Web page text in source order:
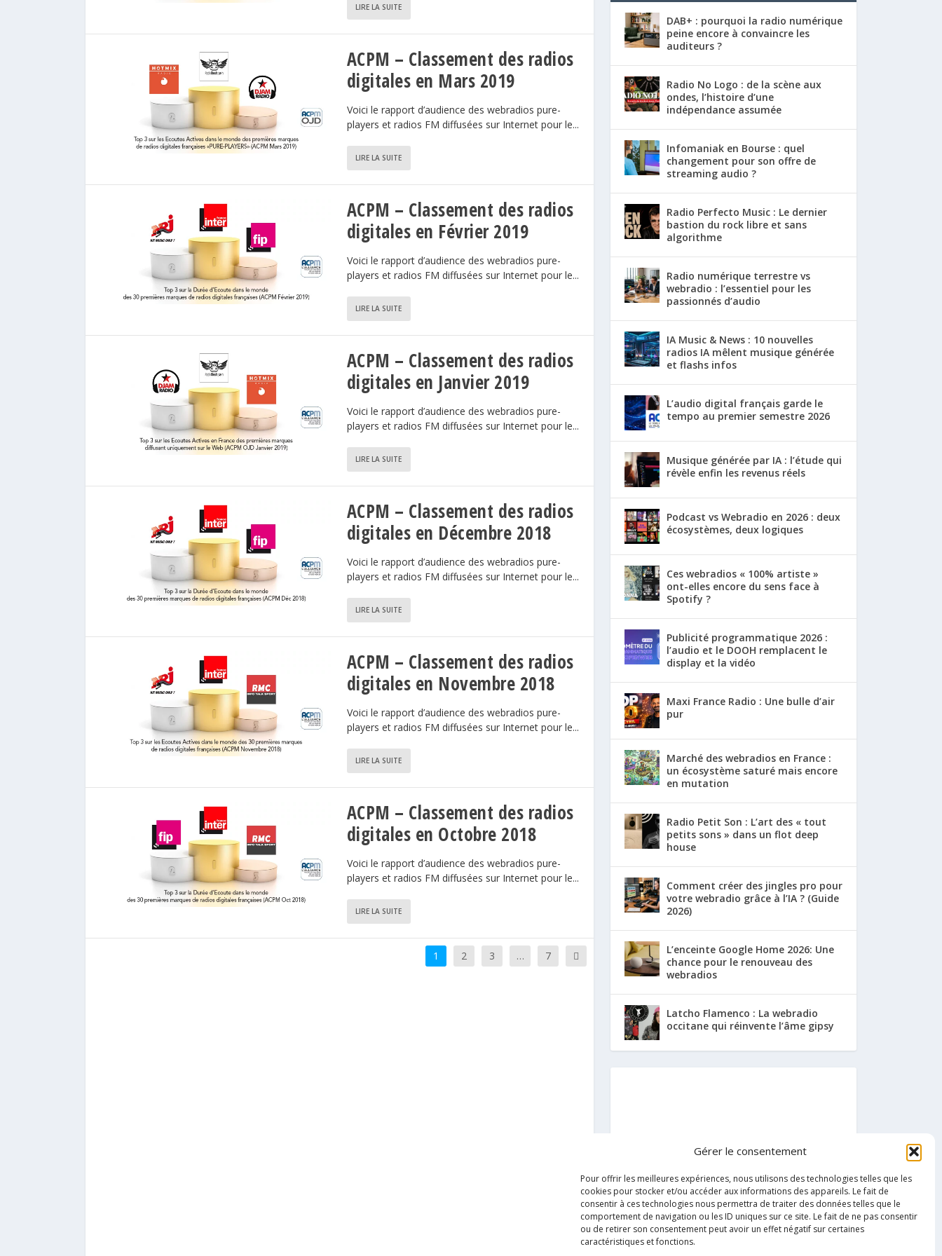
Gérer le consentement
Pour offrir les meilleures expériences, nous utilisons des technologies telles que les
cookies pour stocker et/ou accéder aux informations des appareils. Le fait de
consentir à ces technologies nous permettra de traiter des données telles que le
comportement de navigation ou les ID uniques sur ce site. Le fait de ne pas consentir
ou de retirer son consentement peut avoir un effet négatif sur certaines
caractéristiques et fonctions.
LIRE LA SUITE
ACPM – Classement des radios
digitales en Mars 2019
Voici le rapport d’audience des webradios pure-
players et radios FM diffusées sur Internet pour le...
LIRE LA SUITE
ACPM – Classement des radios
digitales en Février 2019
Voici le rapport d’audience des webradios pure-
players et radios FM diffusées sur Internet pour le...
LIRE LA SUITE
ACPM – Classement des radios
digitales en Janvier 2019
Voici le rapport d’audience des webradios pure-
players et radios FM diffusées sur Internet pour le...
LIRE LA SUITE
ACPM – Classement des radios
digitales en Décembre 2018
Voici le rapport d’audience des webradios pure-
players et radios FM diffusées sur Internet pour le...
LIRE LA SUITE
ACPM – Classement des radios
digitales en Novembre 2018
Voici le rapport d’audience des webradios pure-
players et radios FM diffusées sur Internet pour le...
LIRE LA SUITE
ACPM – Classement des radios
digitales en Octobre 2018
Voici le rapport d’audience des webradios pure-
players et radios FM diffusées sur Internet pour le...
LIRE LA SUITE
1 2 3 … 7
DAB+ : pourquoi la radio numérique
peine encore à convaincre les
auditeurs ?
Radio No Logo : de la scène aux
ondes, l’histoire d’une
indépendance assumée
Infomaniak en Bourse : quel
changement pour son offre de
streaming audio ?
Radio Perfecto Music : Le dernier
bastion du rock libre et sans
algorithme
Radio numérique terrestre vs
webradio : l’essentiel pour les
passionnés d’audio
IA Music & News : 10 nouvelles
radios IA mêlent musique générée
et flashs infos
L’audio digital français garde le
tempo au premier semestre 2026
Musique générée par IA : l’étude qui
révèle enfin les revenus réels
Podcast vs Webradio en 2026 : deux
écosystèmes, deux logiques
Ces webradios « 100% artiste »
ont-elles encore du sens face à
Spotify ?
Publicité programmatique 2026 :
l’audio et le DOOH remplacent le
display et la vidéo
Maxi France Radio : Une bulle d’air
pur
Marché des webradios en France :
un écosystème saturé mais encore
en mutation
Radio Petit Son : L’art des « tout
petits sons » dans un flot deep
house
Comment créer des jingles pro pour
votre webradio grâce à l’IA ? (Guide
2026)
L’enceinte Google Home 2026: Une
chance pour le renouveau des
webradios
Latcho Flamenco : La webradio
occitane qui réinvente l’âme gipsy